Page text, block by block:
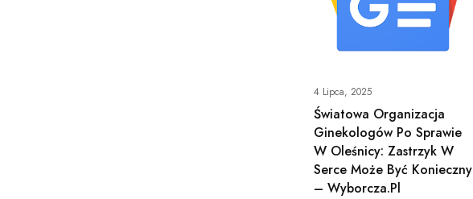
4 Lipca, 2025
Światowa Organizacja
Ginekologów Po Sprawie
W Oleśnicy: Zastrzyk W
Serce Może Być Konieczny
– Wyborcza.pl